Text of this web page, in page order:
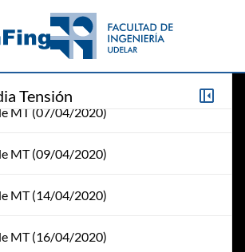
Tensión
MT (31/03/2020) (Parte 1)
MT (02/04/2020)
MT (07/04/2020)
MT (09/04/2020)
MT (14/04/2020)
MT (16/04/2020)